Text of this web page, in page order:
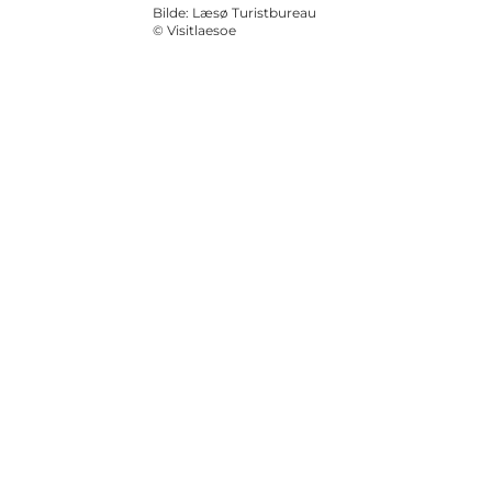
Bilde: Læsø Turistbureau
© Visitlaesoe